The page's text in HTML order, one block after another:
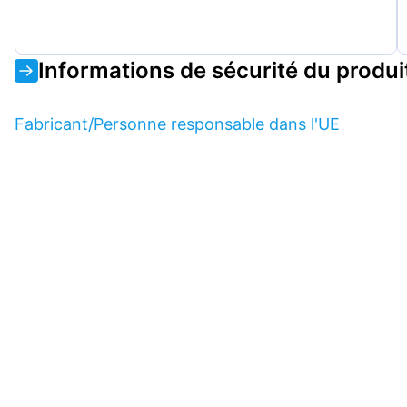
Informations de sécurité du
Fabricant/Personne responsable dans l'UE